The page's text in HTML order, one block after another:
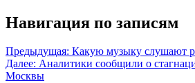
Навигация по записям
Предыдущая: Какую музыку слушают
Далее: Аналитики сообщили о
Москвы